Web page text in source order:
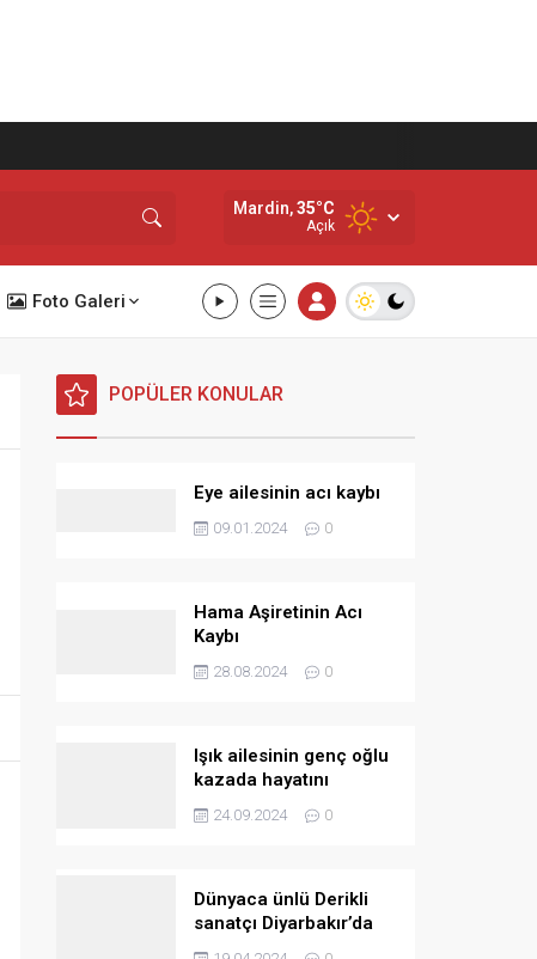
Mardin,35°C
Açık
Foto Galeri
POPÜLER KONULAR
Eye ailesinin acı kaybı
09.01.2024 0
Hama Aşiretinin Acı
Kaybı
28.08.2024 0
Işık ailesinin genç oğlu
kazada hayatını
kaybetti
24.09.2024 0
Dünyaca ünlü Derikli
sanatçı Diyarbakır’da
konser verecek